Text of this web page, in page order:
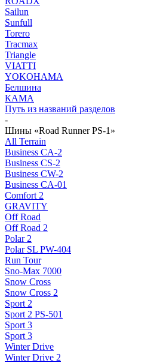
Sailun
Sunfull
Torero
Tracmax
Triangle
VIATTI
YOKOHAMA
Белшина
КАМА
Путь из названий разделов
-
Шины «Road Runner PS-1»
All Terrain
Business CA-2
Business CS-2
Business CW-2
Business CА-01
Comfort 2
GRAVITY
Off Road
Off Road 2
Polar 2
Polar SL PW-404
Run Tour
Sno-Max 7000
Snow Cross
Snow Cross 2
Sport 2
Sport 2 PS-501
Sport 3
Sport 3
Winter Drive
Winter Drive 2